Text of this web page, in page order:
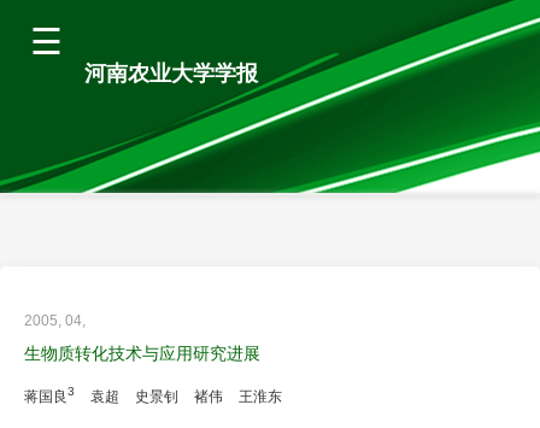
河南农业大学学报
2005, 04,
生物质转化技术与应用研究进展
蒋国良3 袁超 史景钊 褚伟 王淮东